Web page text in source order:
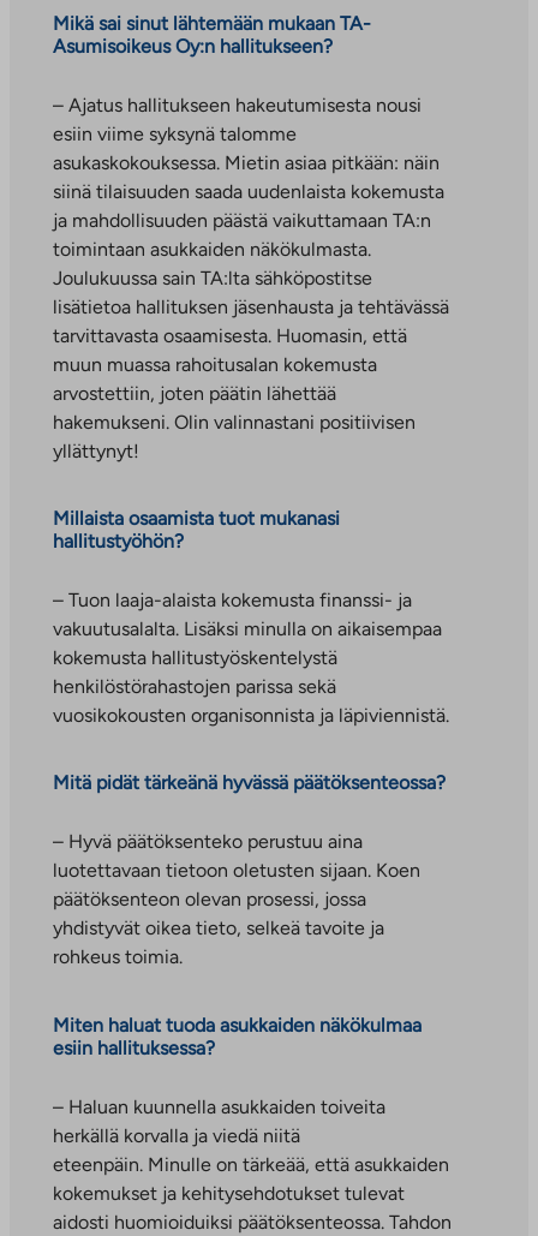
Mikä sai sinut lähtemään mukaan TA-
Asumisoikeus Oy:n hallitukseen?
– Ajatus hallitukseen hakeutumisesta nousi
esiin viime syksynä talomme
asukaskokouksessa. Mietin asiaa pitkään: näin
siinä tilaisuuden saada uudenlaista kokemusta
ja mahdollisuuden päästä vaikuttamaan TA:n
toimintaan asukkaiden näkökulmasta.
Joulukuussa sain TA:lta sähköpostitse
lisätietoa hallituksen jäsenhausta ja tehtävässä
tarvittavasta osaamisesta. Huomasin, että
muun muassa rahoitusalan kokemusta
arvostettiin, joten päätin lähettää
hakemukseni. Olin valinnastani positiivisen
yllättynyt!
Millaista osaamista tuot mukanasi
hallitustyöhön?
– Tuon laaja-alaista kokemusta finanssi- ja
vakuutusalalta. Lisäksi minulla on aikaisempaa
kokemusta hallitustyöskentelystä
henkilöstörahastojen parissa sekä
vuosikokousten organisonnista ja läpiviennistä.
Mitä pidät tärkeänä hyvässä päätöksenteossa?
– Hyvä päätöksenteko perustuu aina
luotettavaan tietoon oletusten sijaan. Koen
päätöksenteon olevan prosessi, jossa
yhdistyvät oikea tieto, selkeä tavoite ja
rohkeus toimia.
Miten haluat tuoda asukkaiden näkökulmaa
esiin hallituksessa?
– Haluan kuunnella asukkaiden toiveita
herkällä korvalla ja viedä niitä
eteenpäin. Minulle on tärkeää, että asukkaiden
kokemukset ja kehitysehdotukset tulevat
aidosti huomioiduiksi päätöksenteossa. Tahdon